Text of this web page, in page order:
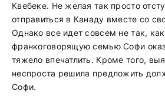
Квебеке. Не желая так просто
отправиться в Канаду вместе со
Однако все идет совсем не так,
франкоговорящую семью Софи
тяжело впечатлить. Кроме того,
неспроста решила предложить
Софи.